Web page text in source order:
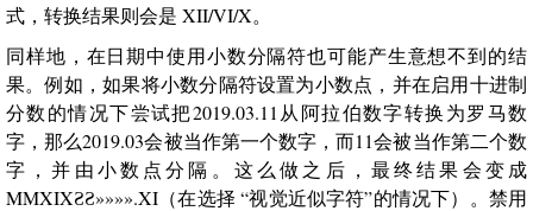
式，转换结果则会是 XII/VI/X。
同样地，在日期中使用小数分隔符也可能产生意想不到的结
果。例如，如果将小数分隔符设置为小数点，并在启用十进制
分数的情况下尝试把2019.03.11从阿拉伯数字转换为罗马数
字，那么2019.03会被当作第一个数字，而11会被当作第二个数
字，并由小数点分隔。这么做之后，最终结果会变成
MMXIXƧƧ»»»».XI（在选择 “视觉近似字符”的情况下）。禁用